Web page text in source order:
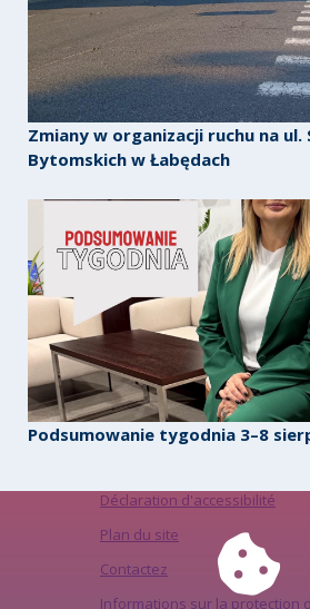
Zmiany w organizacji ruchu na
Bytomskich w Łabędach
Podsumowanie tygodnia 3–8
Déclaration d'accessibilité
Plan du site
Contactez
Informations sur la protection